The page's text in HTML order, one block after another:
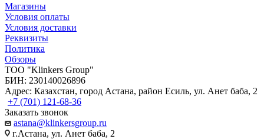
Магазины
Условия оплаты
Условия доставки
Реквизиты
Политика
Обзоры
TOO "Klinkers Group"
БИН: 230140026896
Адрес: Казахстан, город Астана, район Есиль, ул. Анет баба, 2
+7 (701) 121-68-36
Заказать звонок
astana@klinkersgroup.ru
г.Астана, ул. Анет баба, 2